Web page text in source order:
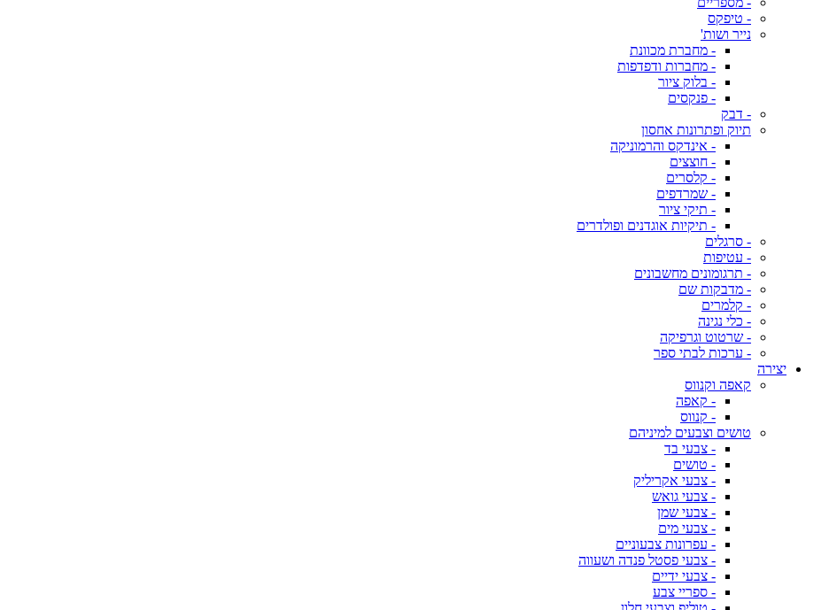
- טיפקס
נייר ושות'
- מחברת מכוונת
- מחברות ודפדפות
- בלוק ציור
- פנקסים
- דבק
תיוק ופתרונות אחסון
- אינדקס והרמוניקה
- חוצצים
- קלסרים
- שמרדפים
- תיקי ציור
- תיקיות אוגדנים ופולדרים
- סרגלים
- עטיפות
- תרגומונים מחשבונים
- מדבקות שם
- קלמרים
- כלי נגינה
- שרטוט וגרפיקה
- ערכות לבתי ספר
יצירה
קאפה וקנווס
- קאפה
- קנווס
טושים וצבעים למיניהם
- צבעי בד
- טושים
- צבעי אקריליק
- צבעי גואש
- צבעי שמן
- צבעי מים
- עפרונות צבעוניים
- צבעי פסטל פנדה ושעווה
- צבעי ידיים
- ספריי צבע